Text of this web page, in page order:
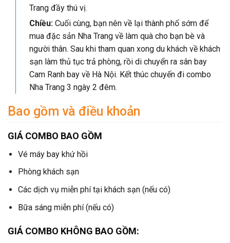
Trang đầy thú vị.
Chiều: Cuối cùng, bạn nên về lại thành phố sớm để
mua đặc sản Nha Trang về làm quà cho bạn bè và
người thân. Sau khi tham quan xong du khách về khách
sạn làm thủ tục trả phòng, rồi di chuyển ra sân bay
Cam Ranh bay về Hà Nội. Kết thúc chuyến đi combo
Nha Trang 3 ngày 2 đêm.
Bao gồm và điều khoản
GIÁ COMBO BAO GỒM
Vé máy bay khứ hồi
Phòng khách sạn
Các dịch vụ miễn phí tại khách sạn (nếu có)
Bữa sáng miễn phí (nếu có)
GIÁ COMBO KHÔNG BAO GỒM: